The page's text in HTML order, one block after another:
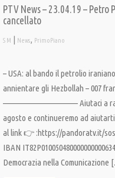
PTV News – 23.04.19 – Petro
cancellato
S M | News, PrimoPiano
– USA: al bando il petrolio
annientare gli Hezbollah – 007
———————————– Aiutaci a
agosto e continueremo ad
al link 👉 :https://pandoratv.it/
IBAN
Democrazia nella Comunicazione